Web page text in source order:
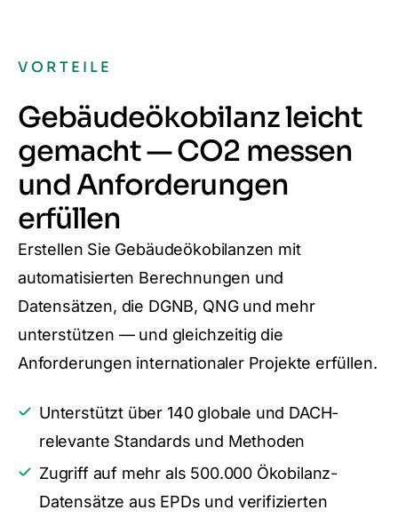
VORTEILE
Gebäudeökobilanz leicht
gemacht — CO2 messen
und Anforderungen
erfüllen
Erstellen Sie Gebäudeökobilanzen mit
automatisierten Berechnungen und
Datensätzen, die DGNB, QNG und mehr
unterstützen — und gleichzeitig die
Anforderungen internationaler Projekte erfüllen.
Unterstützt über 140 globale und DACH-
relevante Standards und Methoden
Zugriff auf mehr als 500.000 Ökobilanz-
Datensätze aus EPDs und verifizierten